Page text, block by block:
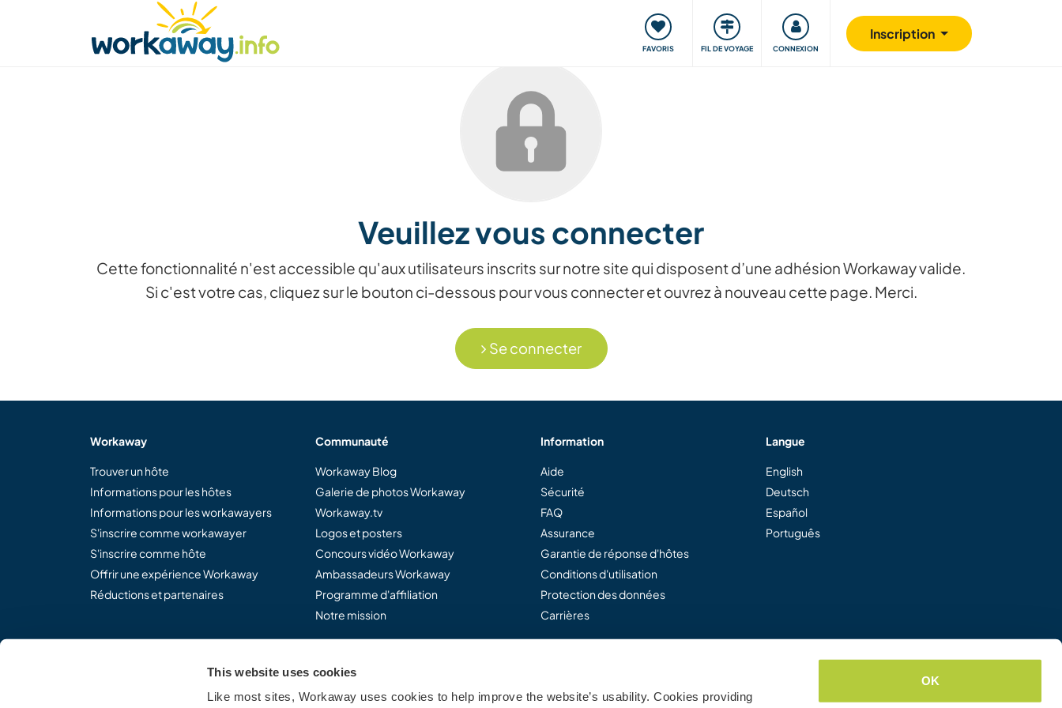
This website uses cookies
Like most sites, Workaway uses cookies to help improve the website’s usability. Cookies providing
OK
FAVORIS FIL DE VOYAGE CONNEXION
Inscription
Trouver hôte Covoyager Voyager, apprendre Communauté S'impliquer Sécurité
Veuillez vous connecter
Cette fonctionnalité n'est accessible qu'aux utilisateurs inscrits sur notre site qui disposent d’une adhésion Workaway valide.
Si c'est votre cas, cliquez sur le bouton ci-dessous pour vous connecter et ouvrez à nouveau cette page. Merci.
Se connecter
Workaway
Trouver un hôte
Informations pour les hôtes
Informations pour les workawayers
S'inscrire comme workawayer
S'inscrire comme hôte
Offrir une expérience Workaway
Réductions et partenaires
Communauté
Workaway Blog
Galerie de photos Workaway
Workaway.tv
Logos et posters
Concours vidéo Workaway
Ambassadeurs Workaway
Programme d'affiliation
Notre mission
Information
Aide
Sécurité
FAQ
Assurance
Garantie de réponse d'hôtes
Conditions d'utilisation
Protection des données
Carrières
Langue
English
Deutsch
Español
Português
Partagez le concept Workaway...